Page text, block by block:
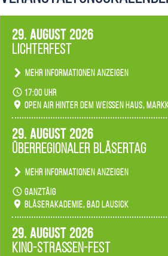
29. August 2026
Lichterfest
Mehr Informationen anzeigen
Becherlichter, Fackeln und
verwandeln den agra-Park in einen
Märchenwald, der bei jedem
Ambiente gibt es ein leuchtendes
unserer Fachbereiche.
17:00 Uhr
Open Air hinter dem weißen Haus,
29. August 2026
Überregionaler Bläsertag
Mehr Informationen anzeigen
Teilnahme der Bläserklassen.
ganztäig
Bläserakademie, Bad Lausick
29. August 2026
Kino-Straßen-Fest